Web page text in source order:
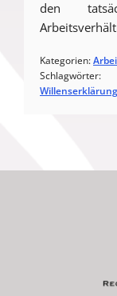
den
Kategorien:
Willenserklärung